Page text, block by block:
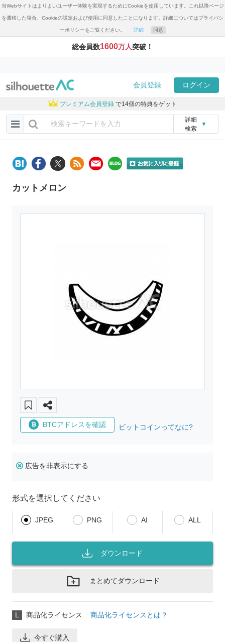
当Webサイトはよりよいユーザー体験を実現するためにCookieを使用しています。これ以降ページ
を遷移した場合、Cookieの設定および使用に同意したことになります。詳細についてはプライバシ
ーポリシーをご覧ください。 詳細 同意
総会員数1600万人突破！
会員登録 ログイン
プレミアム会員登録 で14個の特典をゲット
詳細
検索
▼
カットメロン
BTCアドレスを確認 ビットコインってなに?
広告を非表示にする
形式を選択してください
JPEG PNG AI ALL
ダウンロード
まとめてダウンロード
L 商品化ライセンス 商品化ライセンスとは？
今すぐ購入